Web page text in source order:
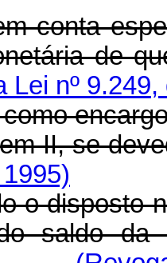
conta
de
Lei nº
II, se
o disposto
saldo